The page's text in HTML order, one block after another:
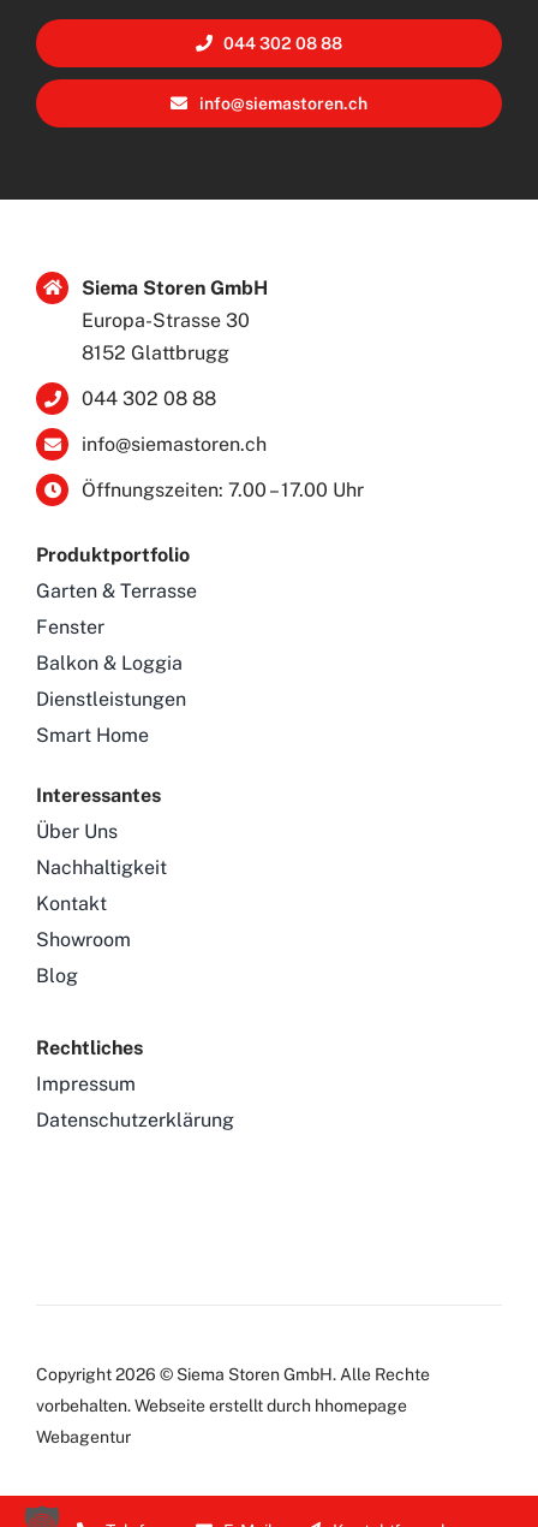
044 302 08 88
info@siemastoren.ch
Siema Storen GmbH
Europa-Strasse 30
8152 Glattbrugg
044 302 08 88
info@siemastoren.ch
Öffnungszeiten: 7.00 – 17.00 Uhr
Produktportfolio
Garten & Terrasse
Fenster
Balkon & Loggia
Dienstleistungen
Smart Home
Interessantes
Über Uns
Nachhaltigkeit
Kontakt
Showroom
Blog
Rechtliches
Impressum
Datenschutzerklärung
Copyright 2026 © Siema Storen GmbH. Alle Rechte
vorbehalten.Webseiteerstellt durch hhomepage
Webagentur